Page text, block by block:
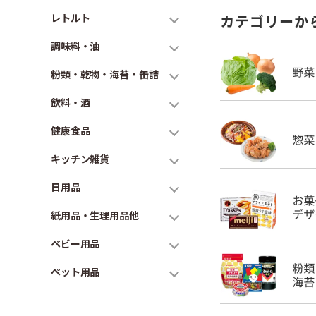
レトルト
調味料・油
粉類・乾物・海苔・缶詰
飲料・酒
健康食品
キッチン雑貨
日用品
紙用品・生理用品他
ベビー用品
ペット用品
カテゴリーか